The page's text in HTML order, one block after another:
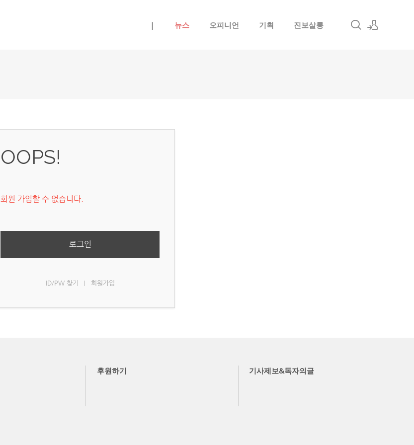
| 뉴스 오피니언 기획 진보살롱
OOPS!
회원 가입할 수 없습니다.
로그인
ID/PW 찾기 회원가입
후원하기 기사제보&독자의글